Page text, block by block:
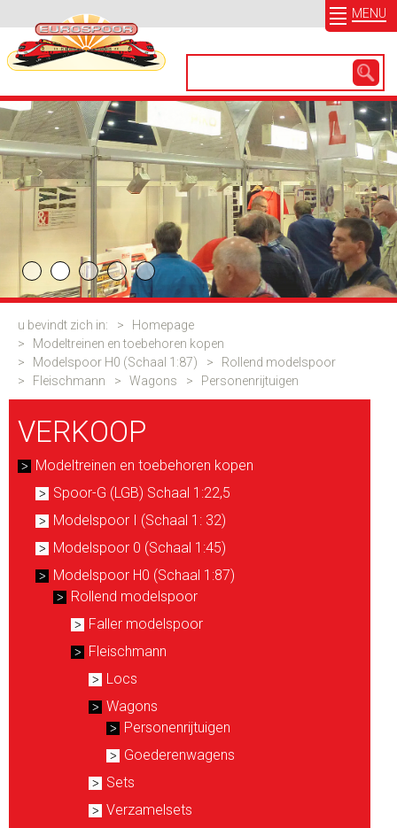
MENU
u bevindt zich in: >
Homepage
>
Modeltreinen en toebehoren kopen
>
Modelspoor H0 (Schaal 1:87) >
Rollend modelspoor
>
Fleischmann > Wagons > Personenrijtuigen
VERKOOP
Modeltreinen en toebehoren kopen
Spoor-G (LGB) Schaal 1:22,5
Modelspoor I (Schaal 1: 32)
Modelspoor 0 (Schaal 1:45)
Modelspoor H0 (Schaal 1:87)
Rollend modelspoor
Faller modelspoor
Fleischmann
Locs
Wagons
Personenrijtuigen
Goederenwagens
Sets
Verzamelsets